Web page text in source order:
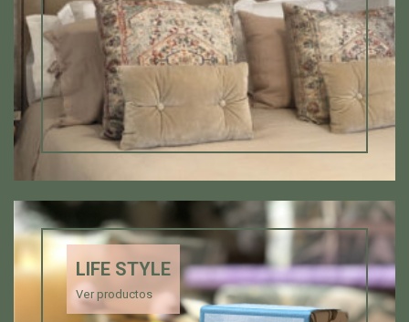
LIFE STYLE
Ver productos